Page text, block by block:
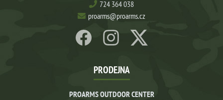
724 364 038
proarms@proarms.cz
PRODEJNA
PROARMS OUTDOOR CENTER